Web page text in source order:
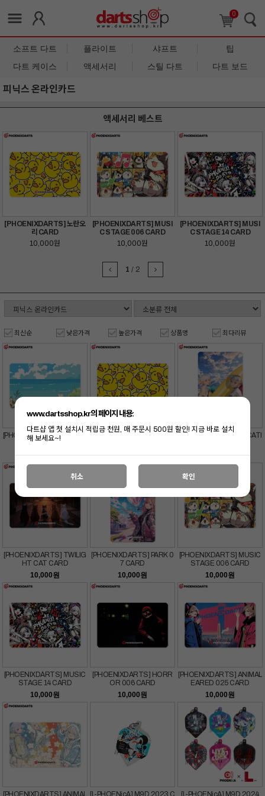
0
소프트 다트 플라이트 샤프트
팁
다트 케이스
액세서리 스틸 다트 다트 보드
피닉스 온라인카드
액세서리 베스트
[PHOENIXDARTS] 노란오
리 CARD
10,000원
[PHOENIXDARTS] MUSI
C STAGE 006 CARD
10,000원
[PHOENIXDARTS] MUSI
C STAGE 14 CARD
10,000원
1 / 2
최신순 낮은가격 높은가격 상품명 최다리뷰
[PHOENIXDARTS] 바다와고
양이 CARD
10,000원
[PHOENIXDARTS] 노란오리
10,000원
[PHOENIXDARTS] VACATI
10,000원
[PHOENIXDARTS] TWILIG
HT CAT CARD
10,000원
[PHOENIXDARTS] PARK 0
7 CARD
10,000원
[PHOENIXDARTS] MUSIC
STAGE 006 CARD
10,000원
[PHOENIXDARTS] MUSIC
STAGE 14 CARD
10,000원
[PHOENIXDARTS] HORR
OR 006 CARD
10,000원
[PHOENIXDARTS] ANIMAL
EARED 025 CARD
10,000원
[PHOENIXDARTS] ANIMAL [L-PHOENicA] M9D 2023 C [L-PHOENicA] M9D 2024
www.dartsshop.kr의 페이지 내용:
다트샵 앱 첫 설치시 적립금 천원, 매 주문시 500원 할인! 지금 바로 설치
해 보세요~!
취소 확인